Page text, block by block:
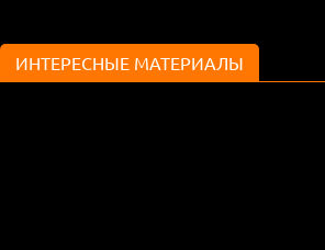
ИНТЕРЕСНЫЕ МАТЕРИАЛЫ